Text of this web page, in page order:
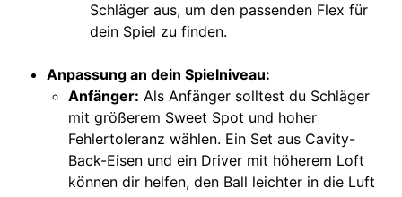
Schläger aus, um den passenden Flex für
dein Spiel zu finden.
Anpassung an dein Spielniveau:
Anfänger: Als Anfänger solltest du Schläger
mit größerem Sweet Spot und hoher
Fehlertoleranz wählen. Ein Set aus Cavity-
Back-Eisen und ein Driver mit höherem Loft
können dir helfen, den Ball leichter in die Luft